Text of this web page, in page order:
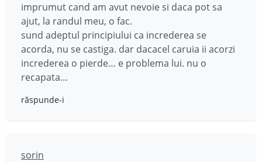
imprumut cand am avut nevoie si daca pot sa
ajut, la randul meu, o fac.
sund adeptul principiului ca increderea se
acorda, nu se castiga. dar dacacel caruia ii acorzi
increderea o pierde… e problema lui. nu o
recapata…
răspunde-i
sorin